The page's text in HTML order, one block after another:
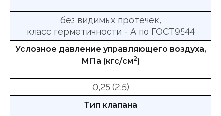
без видимых протечек,
класс герметичности - А по ГОСТ9544
Условное давление управляющего воздуха,
МПа (кгс/см2)
0,25 (2,5)
Тип клапана